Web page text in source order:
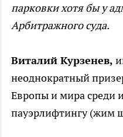
парковки хотя бы у
Арбитражного суда.
Виталий Курзенев,
неоднократный
Европы и мира среди
пауэрлифтингу (жим